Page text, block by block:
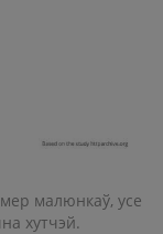
малюнкаў, усе
хутчэй.